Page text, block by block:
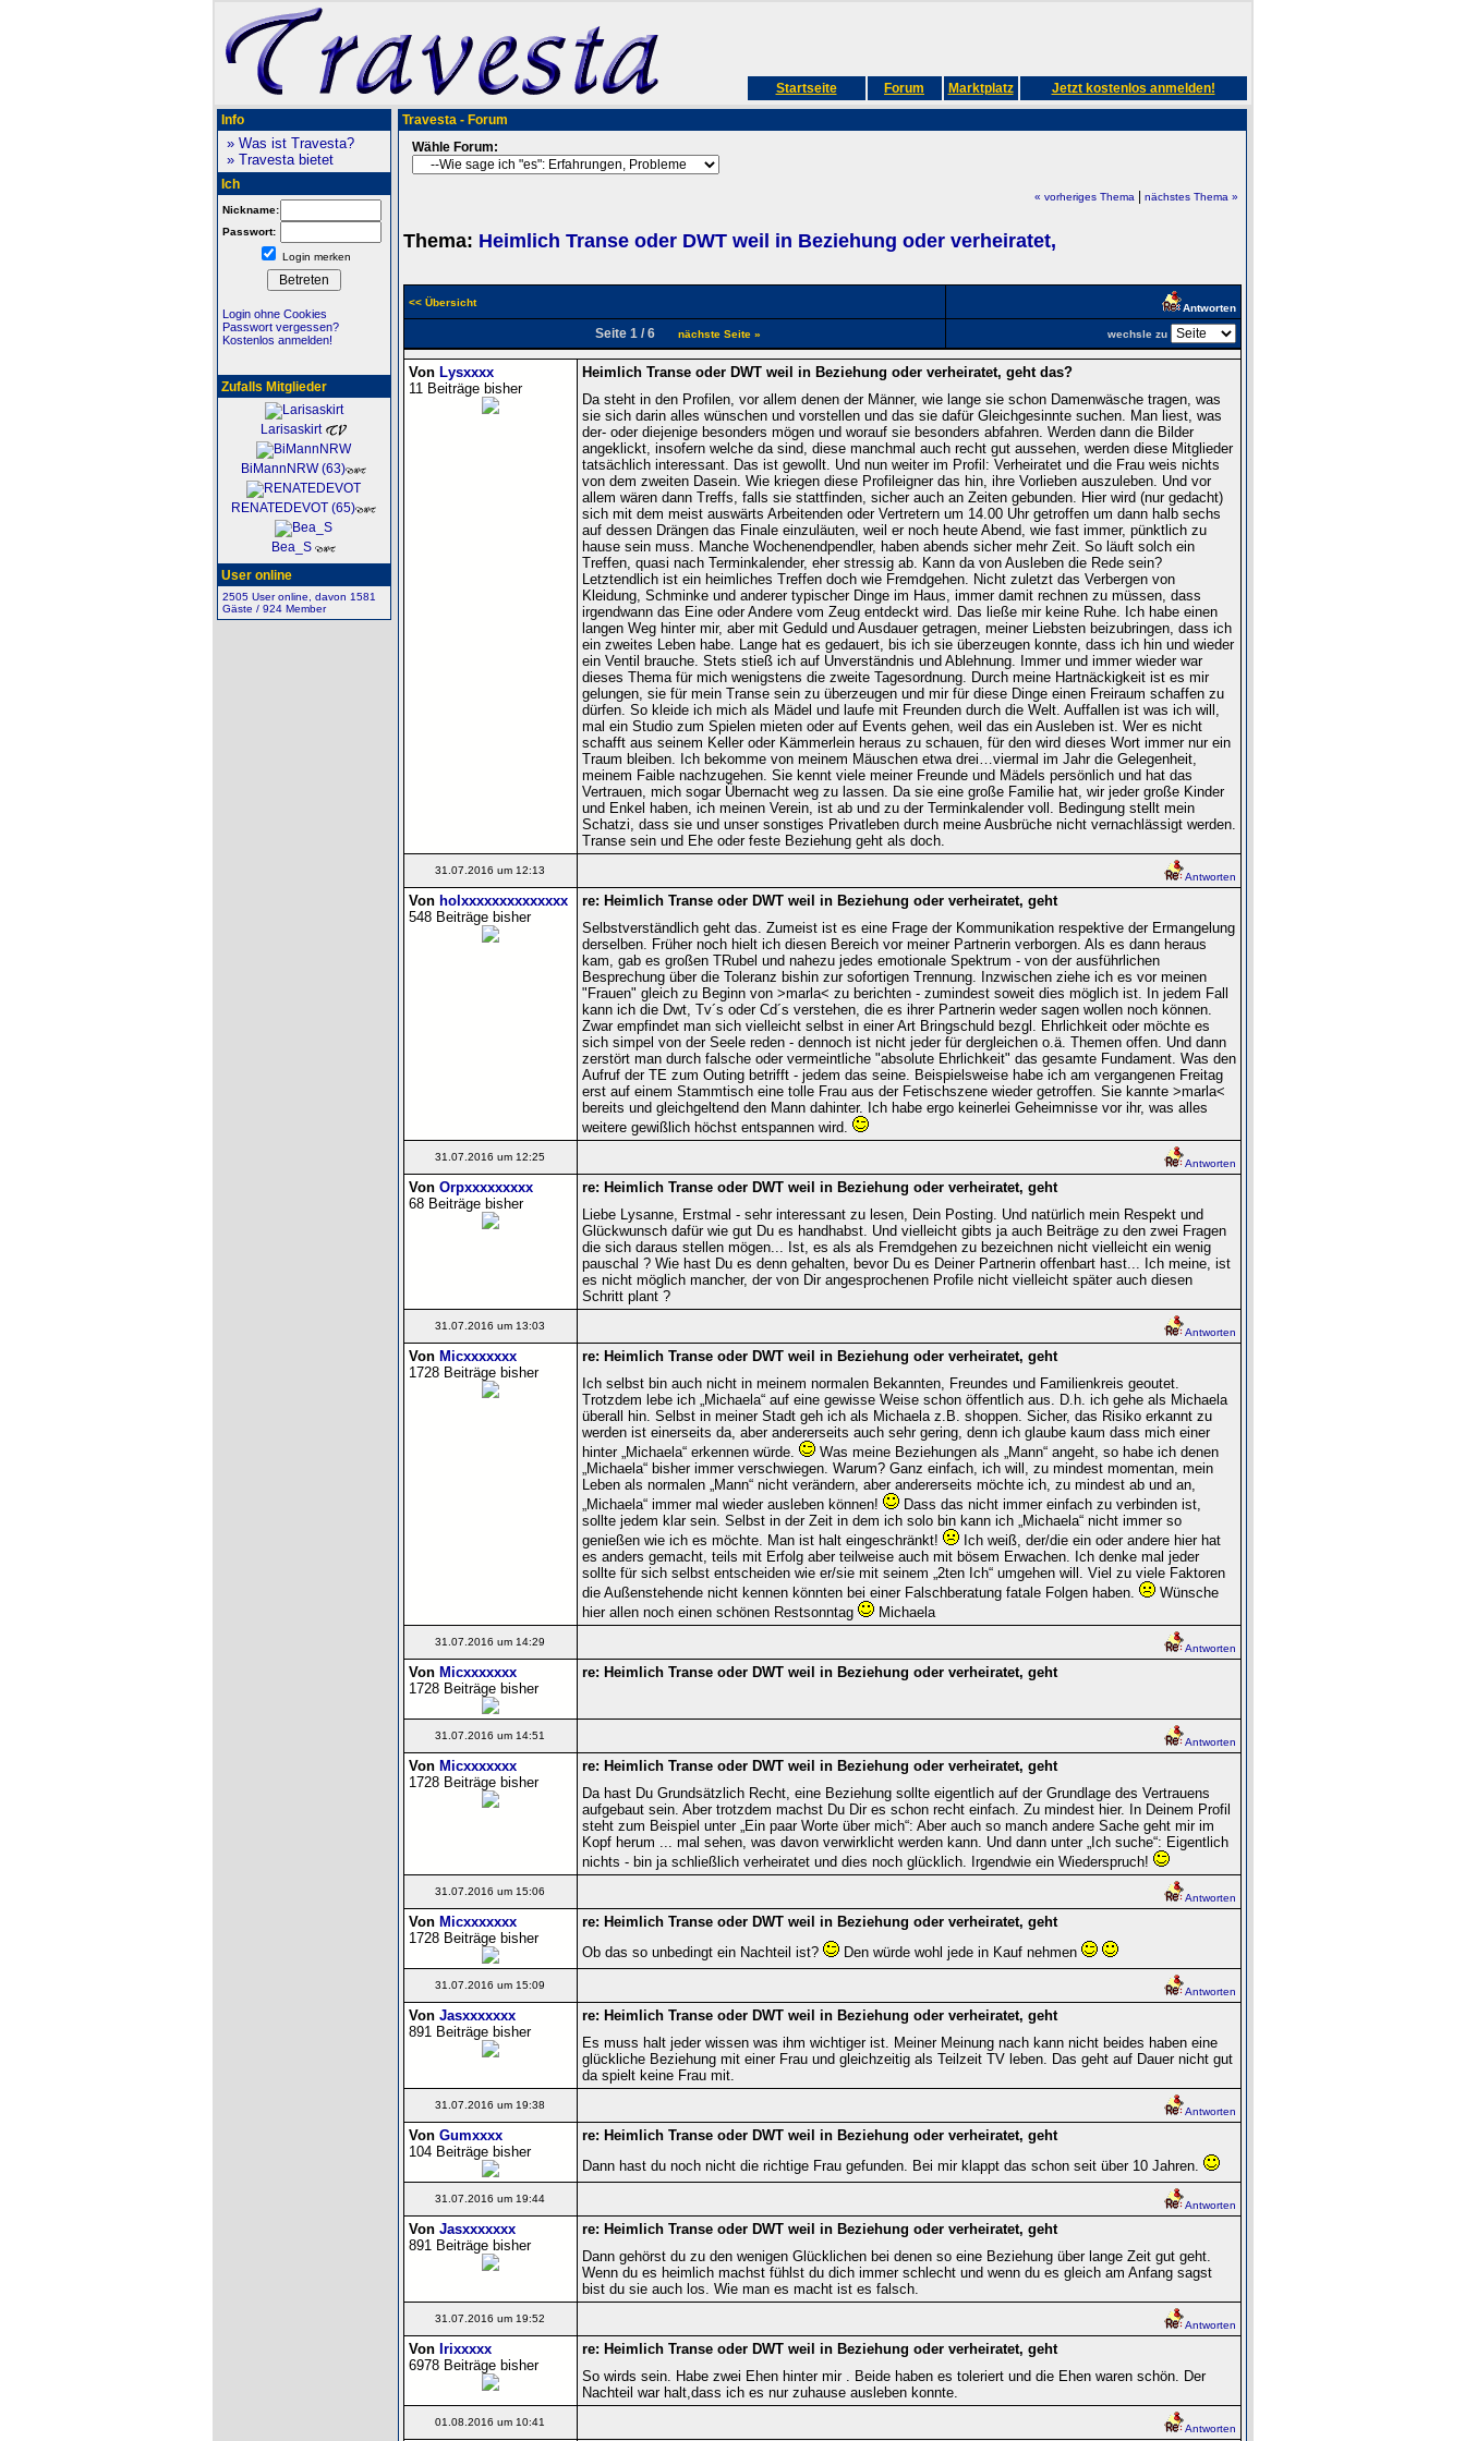
Startseite Forum Marktplatz Jetzt kostenlos anmelden!
Info
» Was ist Travesta?
» Travesta bietet
Ich
Nickname:
Passwort:
Login merken
Login ohne Cookies
Passwort vergessen?
Kostenlos anmelden!
Zufalls Mitglieder
Larisaskirt
BiMannNRW (63)
RENATEDEVOT (65)
Bea_S
User online
2505 User online, davon 1581
Gäste / 924 Member
Travesta - Forum
Wähle Forum:
« vorheriges Thema| nächstes Thema »
Thema: Heimlich Transe oder DWT weil in Beziehung oder verheiratet,
<< Übersicht Antworten
Seite 1 / 6 nächste Seite » wechsle zu
Von Lysxxxx
11 Beiträge bisher
Heimlich Transe oder DWT weil in Beziehung oder verheiratet, geht das?
Da steht in den Profilen, vor allem denen der Männer, wie lange sie schon Damenwäsche tragen, was
sie sich darin alles wünschen und vorstellen und das sie dafür Gleichgesinnte suchen. Man liest, was
der- oder diejenige besonders mögen und worauf sie besonders abfahren. Werden dann die Bilder
angeklickt, insofern welche da sind, diese manchmal auch recht gut aussehen, werden diese Mitglieder
tatsächlich interessant. Das ist gewollt. Und nun weiter im Profil: Verheiratet und die Frau weis nichts
von dem zweiten Dasein. Wie kriegen diese Profileigner das hin, ihre Vorlieben auszuleben. Und vor
allem wären dann Treffs, falls sie stattfinden, sicher auch an Zeiten gebunden. Hier wird (nur gedacht)
sich mit dem meist auswärts Arbeitenden oder Vertretern um 14.00 Uhr getroffen um dann halb sechs
auf dessen Drängen das Finale einzuläuten, weil er noch heute Abend, wie fast immer, pünktlich zu
hause sein muss. Manche Wochenendpendler, haben abends sicher mehr Zeit. So läuft solch ein
Treffen, quasi nach Terminkalender, eher stressig ab. Kann da von Ausleben die Rede sein?
Letztendlich ist ein heimliches Treffen doch wie Fremdgehen. Nicht zuletzt das Verbergen von
Kleidung, Schminke und anderer typischer Dinge im Haus, immer damit rechnen zu müssen, dass
irgendwann das Eine oder Andere vom Zeug entdeckt wird. Das ließe mir keine Ruhe. Ich habe einen
langen Weg hinter mir, aber mit Geduld und Ausdauer getragen, meiner Liebsten beizubringen, dass ich
ein zweites Leben habe. Lange hat es gedauert, bis ich sie überzeugen konnte, dass ich hin und wieder
ein Ventil brauche. Stets stieß ich auf Unverständnis und Ablehnung. Immer und immer wieder war
dieses Thema für mich wenigstens die zweite Tagesordnung. Durch meine Hartnäckigkeit ist es mir
gelungen, sie für mein Transe sein zu überzeugen und mir für diese Dinge einen Freiraum schaffen zu
dürfen. So kleide ich mich als Mädel und laufe mit Freunden durch die Welt. Auffallen ist was ich will,
mal ein Studio zum Spielen mieten oder auf Events gehen, weil das ein Ausleben ist. Wer es nicht
schafft aus seinem Keller oder Kämmerlein heraus zu schauen, für den wird dieses Wort immer nur ein
Traum bleiben. Ich bekomme von meinem Mäuschen etwa drei…viermal im Jahr die Gelegenheit,
meinem Faible nachzugehen. Sie kennt viele meiner Freunde und Mädels persönlich und hat das
Vertrauen, mich sogar Übernacht weg zu lassen. Da sie eine große Familie hat, wir jeder große Kinder
und Enkel haben, ich meinen Verein, ist ab und zu der Terminkalender voll. Bedingung stellt mein
Schatzi, dass sie und unser sonstiges Privatleben durch meine Ausbrüche nicht vernachlässigt werden.
Transe sein und Ehe oder feste Beziehung geht als doch.
31.07.2016 um 12:13
Antworten
Von holxxxxxxxxxxxxxx
548 Beiträge bisher
re: Heimlich Transe oder DWT weil in Beziehung oder verheiratet, geht
Selbstverständlich geht das. Zumeist ist es eine Frage der Kommunikation respektive der Ermangelung
derselben. Früher noch hielt ich diesen Bereich vor meiner Partnerin verborgen. Als es dann heraus
kam, gab es großen TRubel und nahezu jedes emotionale Spektrum - von der ausführlichen
Besprechung über die Toleranz bishin zur sofortigen Trennung. Inzwischen ziehe ich es vor meinen
"Frauen" gleich zu Beginn von >marla< zu berichten - zumindest soweit dies möglich ist. In jedem Fall
kann ich die Dwt, Tv´s oder Cd´s verstehen, die es ihrer Partnerin weder sagen wollen noch können.
Zwar empfindet man sich vielleicht selbst in einer Art Bringschuld bezgl. Ehrlichkeit oder möchte es
sich simpel von der Seele reden - dennoch ist nicht jeder für dergleichen o.ä. Themen offen. Und dann
zerstört man durch falsche oder vermeintliche "absolute Ehrlichkeit" das gesamte Fundament. Was den
Aufruf der TE zum Outing betrifft - jedem das seine. Beispielsweise habe ich am vergangenen Freitag
erst auf einem Stammtisch eine tolle Frau aus der Fetischszene wieder getroffen. Sie kannte >marla<
bereits und gleichgeltend den Mann dahinter. Ich habe ergo keinerlei Geheimnisse vor ihr, was alles
weitere gewißlich höchst entspannen wird.
31.07.2016 um 12:25
Antworten
Von Orpxxxxxxxxx
68 Beiträge bisher
re: Heimlich Transe oder DWT weil in Beziehung oder verheiratet, geht
Liebe Lysanne, Erstmal - sehr interessant zu lesen, Dein Posting. Und natürlich mein Respekt und
Glückwunsch dafür wie gut Du es handhabst. Und vielleicht gibts ja auch Beiträge zu den zwei Fragen
die sich daraus stellen mögen... Ist, es als als Fremdgehen zu bezeichnen nicht vielleicht ein wenig
pauschal ? Wie hast Du es denn gehalten, bevor Du es Deiner Partnerin offenbart hast... Ich meine, ist
es nicht möglich mancher, der von Dir angesprochenen Profile nicht vielleicht später auch diesen
Schritt plant ?
31.07.2016 um 13:03
Antworten
Von Micxxxxxxx
1728 Beiträge bisher
re: Heimlich Transe oder DWT weil in Beziehung oder verheiratet, geht
Ich selbst bin auch nicht in meinem normalen Bekannten, Freundes und Familienkreis geoutet.
Trotzdem lebe ich „Michaela“ auf eine gewisse Weise schon öffentlich aus. D.h. ich gehe als Michaela
überall hin. Selbst in meiner Stadt geh ich als Michaela z.B. shoppen. Sicher, das Risiko erkannt zu
werden ist einerseits da, aber andererseits auch sehr gering, denn ich glaube kaum dass mich einer
hinter „Michaela“ erkennen würde.
Was meine Beziehungen als „Mann“ angeht, so habe ich denen
„Michaela“ bisher immer verschwiegen. Warum? Ganz einfach, ich will, zu mindest momentan, mein
Leben als normalen „Mann“ nicht verändern, aber andererseits möchte ich, zu mindest ab und an,
„Michaela“ immer mal wieder ausleben können!
Dass das nicht immer einfach zu verbinden ist,
sollte jedem klar sein. Selbst in der Zeit in dem ich solo bin kann ich „Michaela“ nicht immer so
genießen wie ich es möchte. Man ist halt eingeschränkt!
Ich weiß, der/die ein oder andere hier hat
es anders gemacht, teils mit Erfolg aber teilweise auch mit bösem Erwachen. Ich denke mal jeder
sollte für sich selbst entscheiden wie er/sie mit seinem „2ten Ich“ umgehen will. Viel zu viele Faktoren
die Außenstehende nicht kennen könnten bei einer Falschberatung fatale Folgen haben.
Wünsche
hier allen noch einen schönen Restsonntag
Michaela
31.07.2016 um 14:29
Antworten
Von Micxxxxxxx
1728 Beiträge bisher
re: Heimlich Transe oder DWT weil in Beziehung oder verheiratet, geht
31.07.2016 um 14:51
Antworten
Von Micxxxxxxx
1728 Beiträge bisher
re: Heimlich Transe oder DWT weil in Beziehung oder verheiratet, geht
Da hast Du Grundsätzlich Recht, eine Beziehung sollte eigentlich auf der Grundlage des Vertrauens
aufgebaut sein. Aber trotzdem machst Du Dir es schon recht einfach. Zu mindest hier. In Deinem Profil
steht zum Beispiel unter „Ein paar Worte über mich“: Aber auch so manch andere Sache geht mir im
Kopf herum ... mal sehen, was davon verwirklicht werden kann. Und dann unter „Ich suche“: Eigentlich
nichts - bin ja schließlich verheiratet und dies noch glücklich. Irgendwie ein Wiederspruch!
31.07.2016 um 15:06
Antworten
Von Micxxxxxxx
1728 Beiträge bisher
re: Heimlich Transe oder DWT weil in Beziehung oder verheiratet, geht
Ob das so unbedingt ein Nachteil ist?
Den würde wohl jede in Kauf nehmen
31.07.2016 um 15:09
Antworten
Von Jasxxxxxxx
891 Beiträge bisher
re: Heimlich Transe oder DWT weil in Beziehung oder verheiratet, geht
Es muss halt jeder wissen was ihm wichtiger ist. Meiner Meinung nach kann nicht beides haben eine
glückliche Beziehung mit einer Frau und gleichzeitig als Teilzeit TV leben. Das geht auf Dauer nicht gut
da spielt keine Frau mit.
31.07.2016 um 19:38
Antworten
Von Gumxxxx
104 Beiträge bisher
re: Heimlich Transe oder DWT weil in Beziehung oder verheiratet, geht
Dann hast du noch nicht die richtige Frau gefunden. Bei mir klappt das schon seit über 10 Jahren.
31.07.2016 um 19:44
Antworten
Von Jasxxxxxxx
891 Beiträge bisher
re: Heimlich Transe oder DWT weil in Beziehung oder verheiratet, geht
Dann gehörst du zu den wenigen Glücklichen bei denen so eine Beziehung über lange Zeit gut geht.
Wenn du es heimlich machst fühlst du dich immer schlecht und wenn du es gleich am Anfang sagst
bist du sie auch los. Wie man es macht ist es falsch.
31.07.2016 um 19:52
Antworten
Von Irixxxxx
6978 Beiträge bisher
re: Heimlich Transe oder DWT weil in Beziehung oder verheiratet, geht
So wirds sein. Habe zwei Ehen hinter mir . Beide haben es toleriert und die Ehen waren schön. Der
Nachteil war halt,dass ich es nur zuhause ausleben konnte.
01.08.2016 um 10:41
Antworten